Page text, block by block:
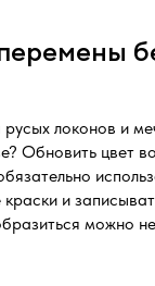
локонов и
Обновить цвет
и
можно